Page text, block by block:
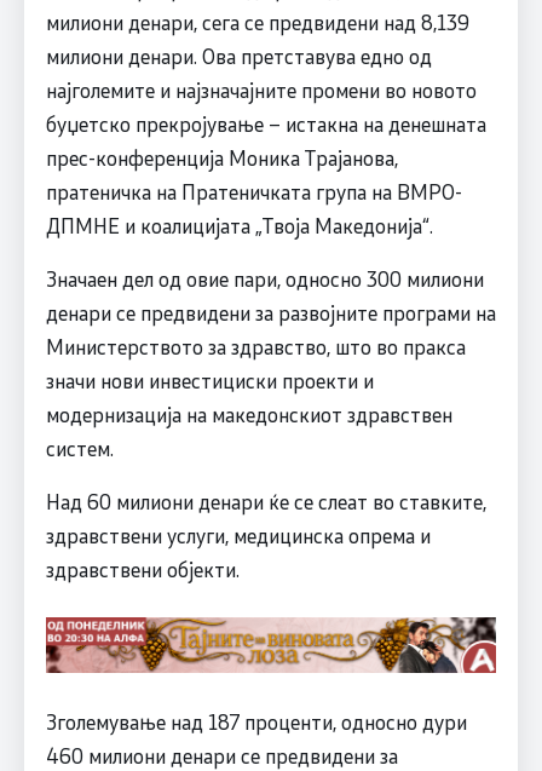
милиони денари, сега се предвидени над 8,139
милиони денари. Ова претставува едно од
најголемите и најзначајните промени во новото
буџетско прекројување – истакна на денешната
прес-конференција Моника Трајанова,
пратеничка на Пратеничката група на ВМРО-
ДПМНЕ и коалицијата „Твоја Македонија“.
Значаен дел од овие пари, односно 300 милиони
денари се предвидени за развојните програми на
Министерството за здравство, што во пракса
значи нови инвестициски проекти и
модернизација на македонскиот здравствен
систем.
Над 60 милиони денари ќе се слеат во ставките,
здравствени услуги, медицинска опрема и
здравствени објекти.
Зголемување над 187 проценти, односно дури
460 милиони денари се предвидени за